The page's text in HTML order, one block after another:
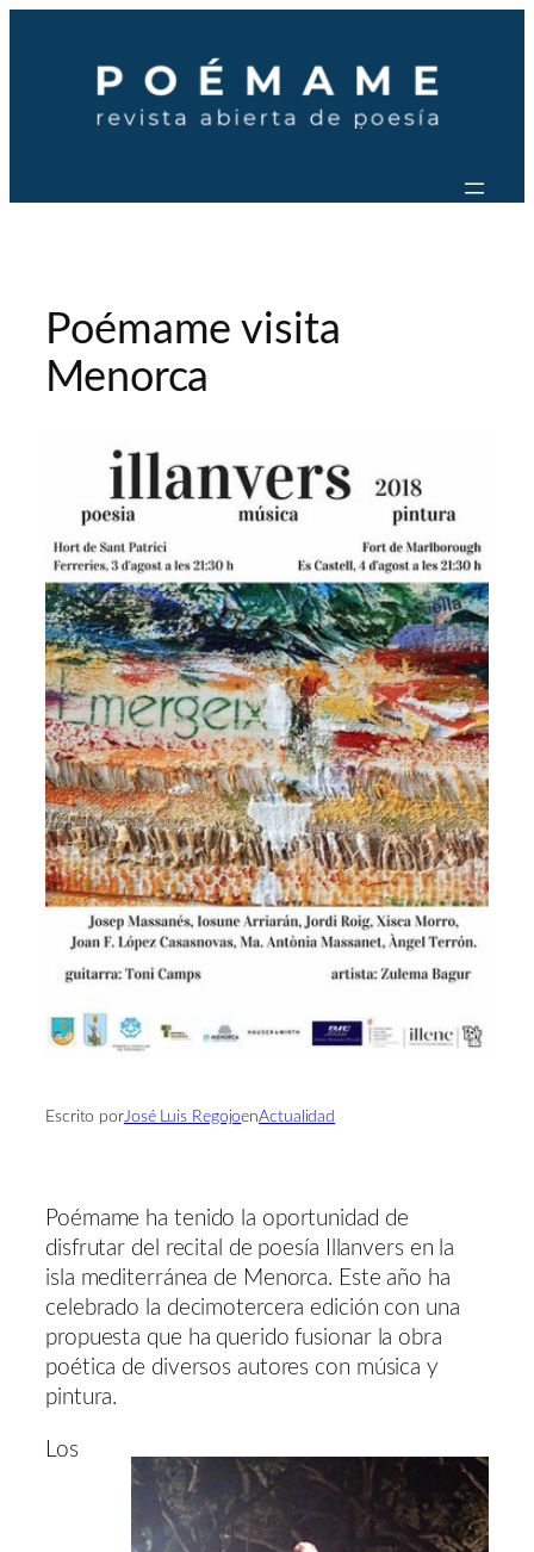
contenido
Poémame visita
Menorca
Escrito porJosé Luis RegojoenActualidad
Poémame ha tenido la oportunidad de
disfrutar del recital de poesía Illanvers en la
isla mediterránea de Menorca. Este año ha
celebrado la decimotercera edición con una
propuesta que ha querido fusionar la obra
poética de diversos autores con música y
pintura.
Los